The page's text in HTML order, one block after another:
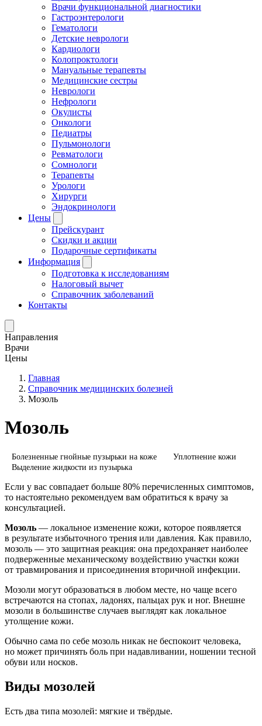
Врачи функциональной диагностики
Гастроэнтерологи
Гематологи
Детские неврологи
Кардиологи
Колопроктологи
Мануальные терапевты
Медицинские сестры
Неврологи
Нефрологи
Окулисты
Онкологи
Педиатры
Пульмонологи
Ревматологи
Сомнологи
Терапевты
Урологи
Хирурги
Эндокринологи
Цены
Прейскурант
Скидки и акции
Подарочные сертификаты
Информация
Подготовка к исследованиям
Налоговый вычет
Справочник заболеваний
Контакты
Направления
Врачи
Цены
Главная
Справочник медицинских болезней
Мозоль
Мозоль
Болезненные гнойные пузырьки на коже
Уплотнение кожи
Выделение жидкости из пузырька
Если у вас совпадает больше 80% перечисленных симптомов,
то настоятельно рекомендуем вам обратиться к врачу за
консультацией.
Мозоль — локальное изменение кожи, которое появляется
в результате избыточного трения или давления. Как правило,
мозоль — это защитная реакция: она предохраняет наиболее
подверженные механическому воздействию участки кожи
от травмирования и присоединения вторичной инфекции.
Мозоли могут образоваться в любом месте, но чаще всего
встречаются на стопах, ладонях, пальцах рук и ног. Внешне
мозоли в большинстве случаев выглядят как локальное
утолщение кожи.
Обычно сама по себе мозоль никак не беспокоит человека,
но может причинять боль при надавливании, ношении тесной
обуви или носков.
Виды мозолей
Есть два типа мозолей: мягкие и твёрдые.